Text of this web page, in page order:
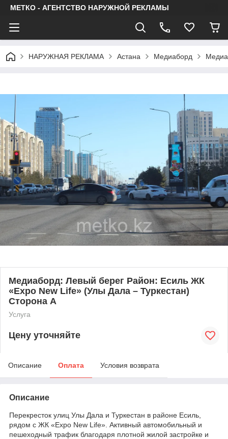
МЕТКО - АГЕНТСТВО НАРУЖНОЙ РЕКЛАМЫ
НАРУЖНАЯ РЕКЛАМА Астана Медиаборд
Медиаборд: Левый берег Район: Есиль ЖК
«Expo New Life» (Улы Дала – Туркестан)
Сторона А
Услуга
Цену уточняйте
Описание Оплата Условия возврата
Описание
Перекресток улиц Улы Дала и Туркестан в районе Есиль,
рядом с ЖК «Expo New Life». Активный автомобильный и
пешеходный трафик благодаря плотной жилой застройке и